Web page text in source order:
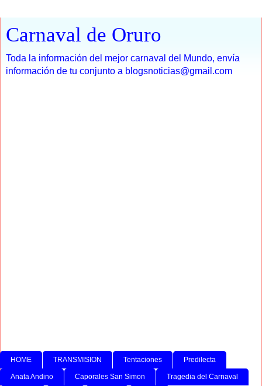
Carnaval de Oruro
Toda la información del mejor carnaval del Mundo, envía
información de tu conjunto a blogsnoticias@gmail.com
HOME TRANSMISION Tentaciones Predilecta
Anata Andino Caporales San Simon Tragedia del Carnaval